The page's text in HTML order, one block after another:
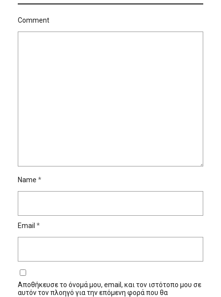
Comment
Name *
Email *
Αποθήκευσε το όνομά μου, email, και τον ιστότοπο μου σε
αυτόν τον πλοηγό για την επόμενη φορά που θα